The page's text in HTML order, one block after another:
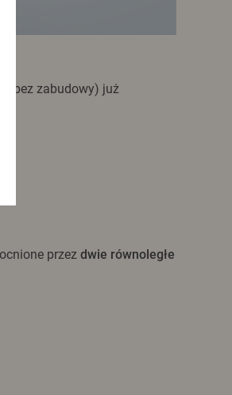
(bez zabudowy) już
przez dwie równoległe